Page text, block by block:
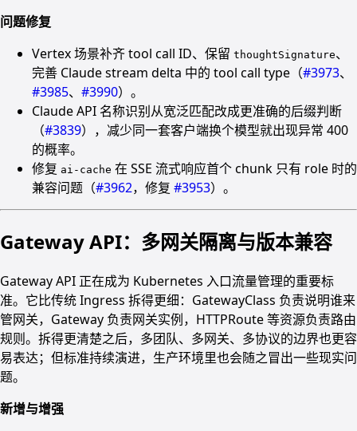
问题修复
Vertex 场景补齐 tool call ID、保留 thoughtSignature、
完善 Claude stream delta 中的 tool call type（#3973、
#3985、 #3990）。
Claude API 名称识别从宽泛匹配改成更准确的后缀判断
（#3839），减少同一套客户端换个模型就出现异常 400
的概率。
修复 ai-cache 在 SSE 流式响应首个 chunk 只有 role 时的
兼容问题（#3962，修复 #3953）。
Gateway API：多网关隔离与版本兼容
Gateway API 正在成为 Kubernetes 入口流量管理的重要标
准。它比传统 Ingress 拆得更细：GatewayClass 负责说明谁来
管网关，Gateway 负责网关实例，HTTPRoute 等资源负责路由
规则。拆得更清楚之后，多团队、多网关、多协议的边界也更容
易表达；但标准持续演进，生产环境里也会随之冒出一些现实问
题。
新增与增强